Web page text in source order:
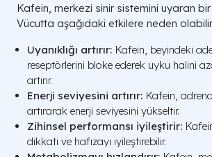
Kafein, merkezi sinir sistemini uyaran
Vücutta aşağıdaki etkilere neden
Uyanıklığı artırır: Kafein, beyindeki
reseptörlerini bloke ederek uyku halini
artırır.
Enerji seviyesini artırır: Kafein,
artırarak enerji seviyesini yükseltir.
Zihinsel performansı iyileştirir:
dikkati ve hafızayı iyileştirebilir.